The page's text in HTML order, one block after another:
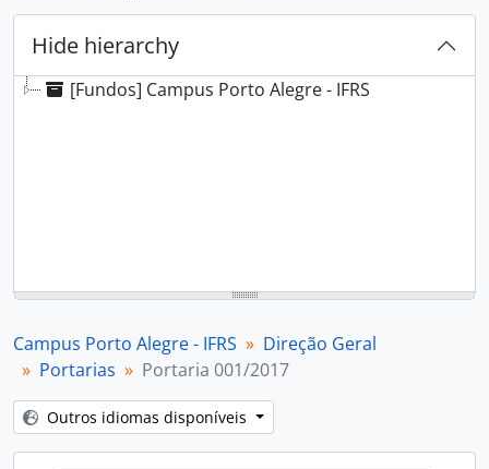
Hide hierarchy
[Fundos] Campus Porto Alegre - IFRS
Campus Porto Alegre - IFRS
Direção Geral
Portarias
Portaria 001/2017
Outros idiomas disponíveis